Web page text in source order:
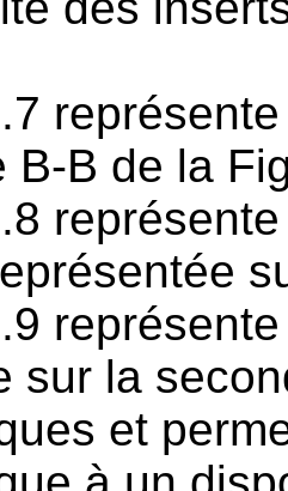
B-B de la
sur la
et